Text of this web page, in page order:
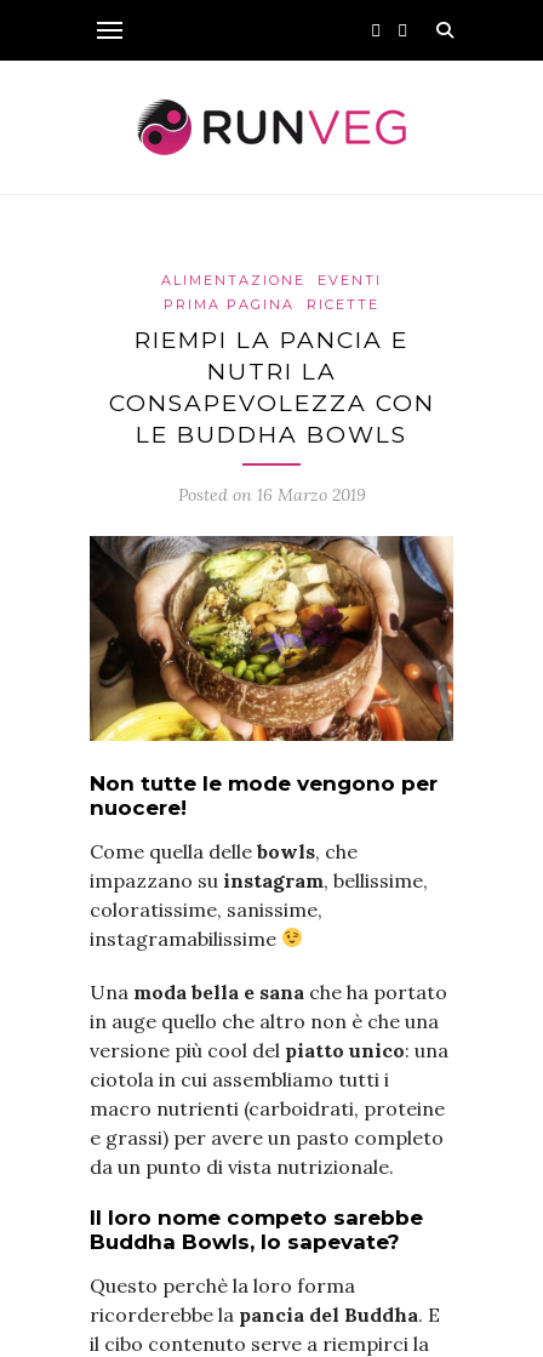
ALIMENTAZIONE
EVENTI
PRIMA PAGINA
RICETTE
RIEMPI LA PANCIA E
NUTRI LA
CONSAPEVOLEZZA CON
LE BUDDHA BOWLS
Posted on 16 Marzo 2019
Non tutte le mode vengono per
nuocere!
Come quella delle bowls, che
impazzano su instagram, bellissime,
coloratissime, sanissime,
instagramabilissime
Una moda bella e sana che ha portato
in auge quello che altro non è che una
versione più cool del piatto unico: una
ciotola in cui assembliamo tutti i
macro nutrienti (carboidrati, proteine
e grassi) per avere un pasto completo
da un punto di vista nutrizionale.
Il loro nome competo sarebbe
Buddha Bowls, lo sapevate?
Questo perchè la loro forma
ricorderebbe la pancia del Buddha. E
il cibo contenuto serve a riempirci la